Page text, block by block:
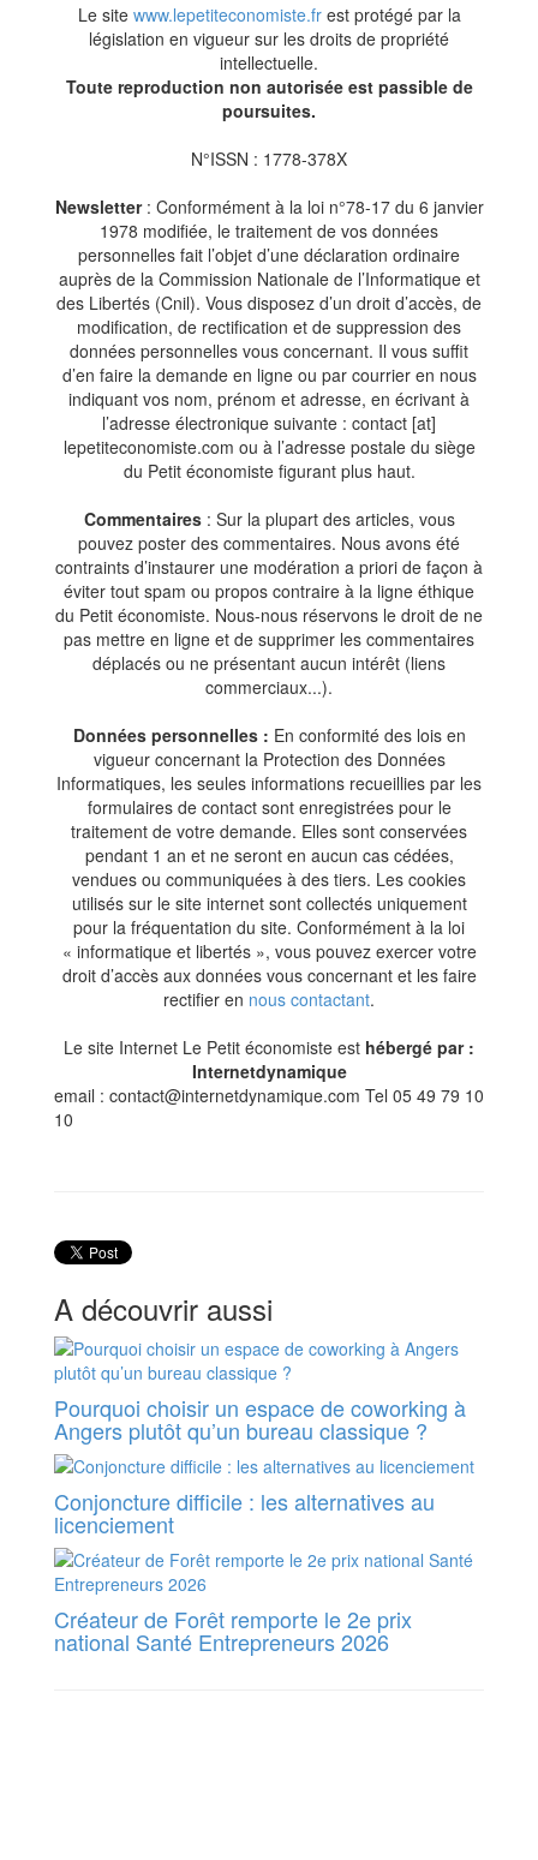
Le site www.lepetiteconomiste.frest protégé par la
législation en vigueur sur les droits de propriété
intellectuelle.
Toute reproduction non autorisée est passible de
poursuites.
N°ISSN : 1778-378X
Newsletter: Conformément à la loi n°78-17 du 6 janvier
1978 modifiée, le traitement de vos données
personnelles fait l’objet d’une déclaration ordinaire
auprès de la Commission Nationale de l’Informatique et
des Libertés (Cnil). Vous disposez d’un droit d’accès, de
modification, de rectification et de suppression des
données personnelles vous concernant. Il vous suffit
d’en faire la demande en ligne ou par courrier en nous
indiquant vos nom, prénom et adresse, en écrivant à
l’adresse électronique suivante : contact [at]
lepetiteconomiste.com ou à l’adresse postale du siège
du Petit économiste figurant plus haut.
Commentaires: Sur la plupart des articles, vous
pouvez poster des commentaires. Nous avons été
contraints d’instaurer une modération a priori de façon à
éviter tout spam ou propos contraire à la ligne éthique
du Petit économiste. Nous-nous réservons le droit de ne
pas mettre en ligne et de supprimer les commentaires
déplacés ou ne présentant aucun intérêt (liens
commerciaux...).
Données personnelles : En conformité des lois en
vigueur concernant la Protection des Données
Informatiques, les seules informations recueillies par les
formulaires de contact sont enregistrées pour le
traitement de votre demande. Elles sont conservées
pendant 1 an et ne seront en aucun cas cédées,
vendues ou communiquées à des tiers. Les cookies
utilisés sur le site internet sont collectés uniquement
pour la fréquentation du site. Conformément à la loi
« informatique et libertés », vous pouvez exercer votre
droit d’accès aux données vous concernant et les faire
rectifier en nous contactant.
Le site Internet Le Petit économiste est hébergé par :
Internetdynamique
email : contact@internetdynamique.com Tel 05 49 79 10
10
A découvrir aussi
Pourquoi choisir un espace de coworking à
Angers plutôt qu’un bureau classique ?
Conjoncture difficile : les alternatives au
licenciement
Créateur de Forêt remporte le 2e prix
national Santé Entrepreneurs 2026